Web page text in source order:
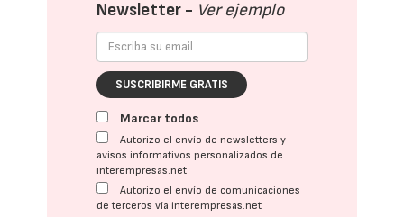
Newsletter - Ver ejemplo
SUSCRIBIRME GRATIS
Marcar todos
Autorizo el envío de newsletters y
avisos informativos personalizados de
interempresas.net
Autorizo el envío de comunicaciones
de terceros vía interempresas.net